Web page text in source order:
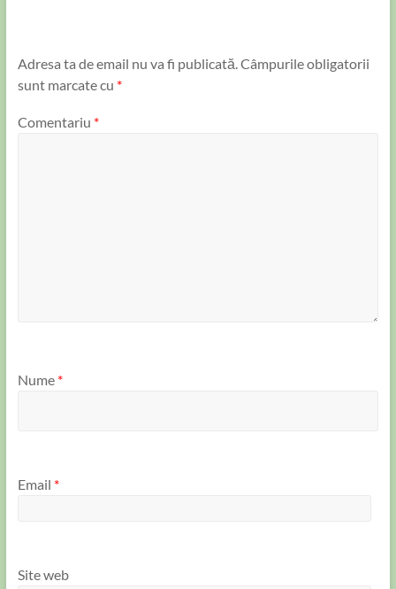
Adresa ta de email nu va fi publicată.Câmpurile obligatorii
sunt marcate cu *
Comentariu *
Nume *
Email *
Site web